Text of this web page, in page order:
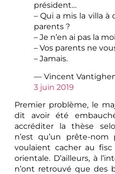
président…
– Qui a mis la villa à
parents ?
– Je n’en ai pas la
– Vos parents ne
– Jamais.
— Vincent
3 juin 2019
Premier problème, le
dit avoir été
accréditer la thèse
n’est qu’un prête-
voulaient cacher au
orientale. D’ailleurs, à
n’ont retrouvé que des